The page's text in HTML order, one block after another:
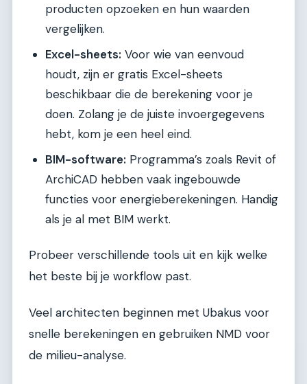
producten opzoeken en hun waarden
vergelijken.
Excel-sheets: Voor wie van eenvoud
houdt, zijn er gratis Excel-sheets
beschikbaar die de berekening voor je
doen. Zolang je de juiste invoergegevens
hebt, kom je een heel eind.
BIM-software: Programma’s zoals Revit of
ArchiCAD hebben vaak ingebouwde
functies voor energieberekeningen. Handig
als je al met BIM werkt.
Probeer verschillende tools uit en kijk welke
het beste bij je workflow past.
Veel architecten beginnen met Ubakus voor
snelle berekeningen en gebruiken NMD voor
de milieu-analyse.